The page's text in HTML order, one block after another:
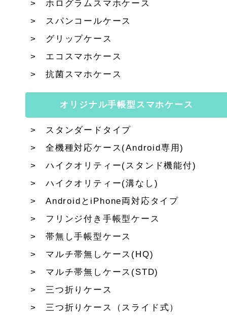
ホログラムスマホケース
スパンコールケース
グリップケース
エコスマホケース
抗菌スマホケース
オリジナル手帳型スマホケース
スタンダードタイプ
全機種対応ケース(Android専用)
ハイクオリティー(スタンド機能付)
ハイクオリティー(溝なし)
AndroidとiPhone両対応タイプ
フリンジ付き手帳型ケース
帯無し手帳型ケース
マルチ帯無しケース(HQ)
マルチ帯無しケース(STD)
三つ折りケース
三つ折りケース（スライド式）